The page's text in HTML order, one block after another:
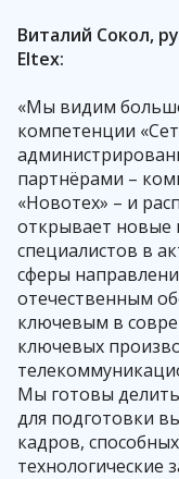
Виталий Сокол,
Eltex:
«Мы видим
компетенции
партнёрами –
«Новотех» – и
открывает новые
специалистов в
сферы
отечественным
ключевым в
ключевых
Мы готовы
для подготовки
кадров,
технологические